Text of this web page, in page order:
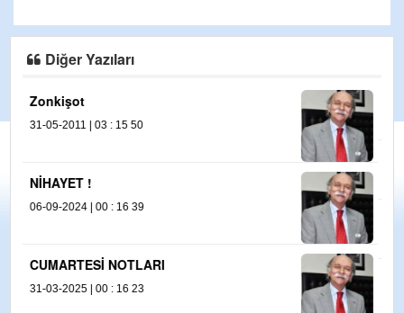
Diğer Yazıları
28-11-2024 | 00 : 11 23
14-01-2025 | 00 : 20 09
SOL, SANAYİ, ÇEVRE…